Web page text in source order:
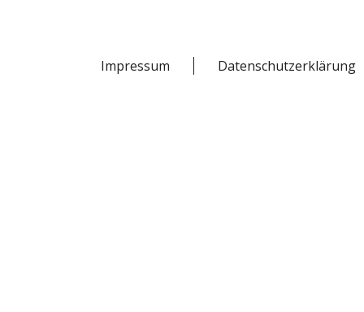
Impressum Datenschutzerklärung